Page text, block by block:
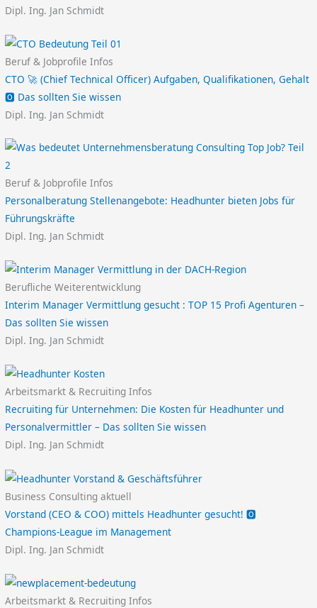
Dipl. Ing. Jan Schmidt
Beruf & Jobprofile Infos
CTO 🚀 (Chief Technical Officer) Aufgaben, Qualifikationen, Gehalt
🅾️ Das sollten Sie wissen
Dipl. Ing. Jan Schmidt
Beruf & Jobprofile Infos
Personalberatung Stellenangebote: Headhunter bieten Jobs für
Führungskräfte
Dipl. Ing. Jan Schmidt
Berufliche Weiterentwicklung
Interim Manager Vermittlung gesucht : TOP 15 Profi Agenturen –
Das sollten Sie wissen
Dipl. Ing. Jan Schmidt
Arbeitsmarkt & Recruiting Infos
Recruiting für Unternehmen: Die Kosten für Headhunter und
Personalvermittler – Das sollten Sie wissen
Dipl. Ing. Jan Schmidt
Business Consulting aktuell
Vorstand (CEO & COO) mittels Headhunter gesucht! 🅾️
Champions-League im Management
Dipl. Ing. Jan Schmidt
Arbeitsmarkt & Recruiting Infos